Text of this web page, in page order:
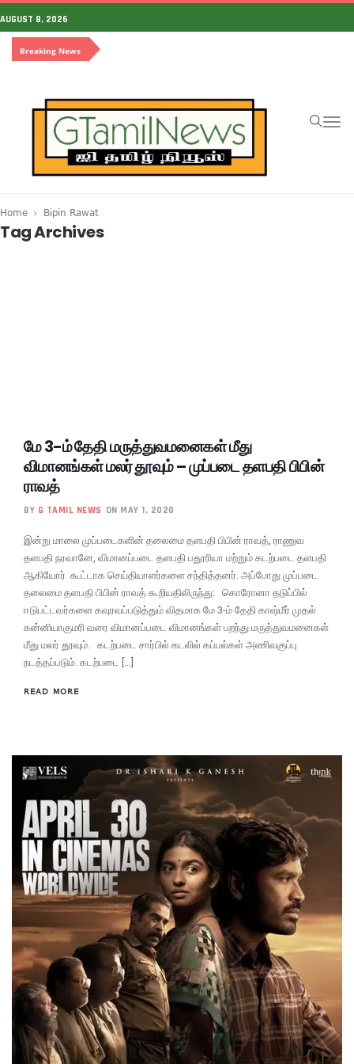
AUGUST 8, 2026
Breaking News
Home Bipin Rawat
Tag Archives
மே 3-ம் தேதி மருத்துவமனைகள் மீது
விமானங்கள் மலர் தூவும் – முப்படை தளபதி பிபின்
ராவத்
BY G TAMIL NEWS ON MAY 1, 2020
இன்று மாலை முப்படைகளின் தலைமை தளபதி பிபின் ராவத், ராணுவ
தளபதி நரவானே, விமானப்படை தளபதி பதூரியா மற்றும் கடற்படை தளபதி
ஆகியோர் கூட்டாக செய்தியாளர்களை சந்தித்தனர். அப்போது முப்படை
தலைமை தளபதி பிபின் ராவத் கூறியதிலிருந்து: கொரோனா தடுப்பில்
ஈடுபட்டவர்களை கவுரவப்படுத்தும் விதமாக மே 3-ம் தேதி காஷ்மீர் முதல்
கன்னியாகுமரி வரை விமானப்படை விமானங்கள் பறந்து மருத்துவமனைகள்
மீது மலர் தூவும். கடற்படை சார்பில் கடலில் கப்பல்கள் அணிவகுப்பு
நடத்தப்படும். கடற்படை […]
READ MORE